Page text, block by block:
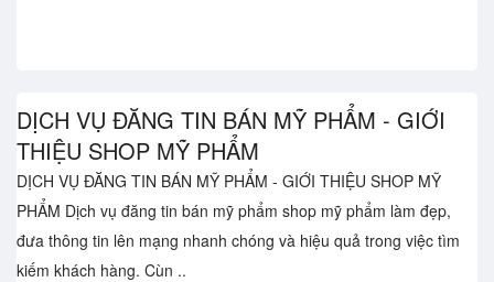
DỊCH VỤ ĐĂNG TIN BÁN MỸ PHẨM - GIỚI
THIỆU SHOP MỸ PHẨM
DỊCH VỤ ĐĂNG TIN BÁN MỸ PHẨM - GIỚI THIỆU SHOP MỸ
PHẨM Dịch vụ đăng tin bán mỹ phẩm shop mỹ phẩm làm đẹp,
đưa thông tin lên mạng nhanh chóng và hiệu quả trong việc tìm
kiếm khách hàng. Cùn ..